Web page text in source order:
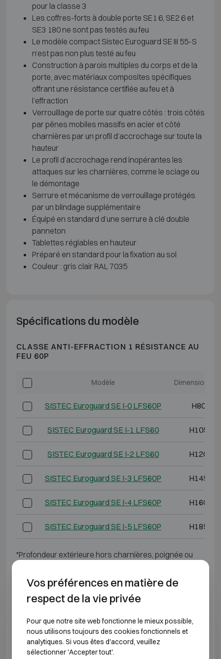
pour la classe 3
Les coffres-forts à double porte SE1 6, SE2 6 et
SE3 180 ne sont pas testés au feu
Le modèle compact Sistec Euroguard SE III 55-S
n’est pas non plus testé au feu
Construction à parois multiples du corps et de la
porte, avec matériaux composites spécifiques
offrant une résistance certifiée au feu et à
l’effraction
Verrouillage de porte sur quatre côtés : trois côtés
par pênes mobiles massifs en acier et côté
charnières par un profil d’accrochage sur toute la
hauteur
Le profil d’accrochage rend inopérantes les
attaques sur les charnières, comme le sciage ou
le démontage
Serrure et mécanisme de verrouillage protégés
par un blindage supplémentaire
Équipé en standard d’une serrure à clé double
panneton
Tablettes réglables en hauteur
Préparé en standard pour la fixation au sol
Couleur : gris clair RAL 7035
Spécifications du modèle
CLASSE ANTI-EFFRACTION 1 RÉSISTANCE AU
FEU 60P
Modèle Dimensions
SISTEC Euroguard SE I-0 LFS60P H800
SISTEC Euroguard SE I-1 LFS60 H1050
SISTEC Euroguard SE I-2 LFS60 H1200
SISTEC Euroguard SE I-3 LFS60P H1450
SISTEC Euroguard SE I-4 LFS60P H1600
SISTEC Euroguard SE I-5 LFS60P H1850
*Profondeur extérieure hors charnières, poignée ou
CLASSE DE RÉSISTANCE À L'EFFRACTION 1
Modèle Dimensions extérieures
SISTEC Euroguard SE I-6 H1850 L1225
Vos préférences en matière de
respect de la vie privée
Pour que notre site web fonctionne le mieux possible,
nous utilisons toujours des cookies fonctionnels et
analytiques. Si vous êtes d'accord, veuillez
sélectionner 'Accepter tout'.